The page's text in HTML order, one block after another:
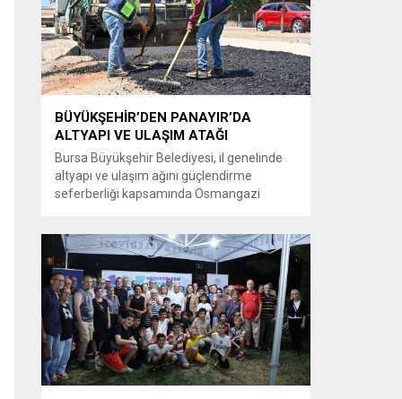
Çağlayan’daki İstanbul Adalet Sarayı’na
giderek savcılığa ifade verdi. İfadesinin
ardından adliyeden ayrıldığı bildirildi.
Programdaki sözleri ve savunması...
BÜYÜKŞEHİR’DEN PANAYIR’DA
ALTYAPI VE ULAŞIM ATAĞI
Bursa Büyükşehir Belediyesi, il genelinde
altyapı ve ulaşım ağını güçlendirme
seferberliği kapsamında Osmangazi
Büyükşehir Belediyesi, BUSKİ Genel
Müdürlüğü ve Ulaşım Dairesi Başkanlığı
koordinasyonuyla Osmangazi ilçesine bağlı
Panayır Mahallesi 3’üncü Pınar
Caddesi’nde altyapı ve üstyapıyı yenileme
çalışmalarında sona yaklaştı. Bölgenin en...